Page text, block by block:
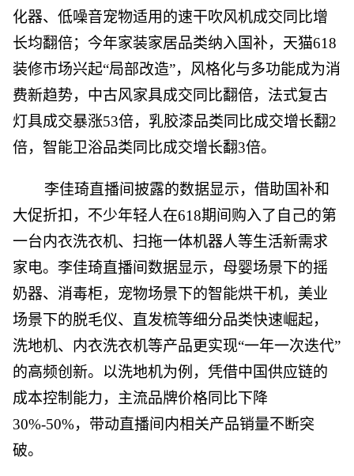
化器、低噪音宠物适用的速干吹风机成交同比增
长均翻倍；今年家装家居品类纳入国补，天猫618
装修市场兴起“局部改造”，风格化与多功能成为消
费新趋势，中古风家具成交同比翻倍，法式复古
灯具成交暴涨53倍，乳胶漆品类同比成交增长翻2
倍，智能卫浴品类同比成交增长翻3倍。
李佳琦直播间披露的数据显示，借助国补和
大促折扣，不少年轻人在618期间购入了自己的第
一台内衣洗衣机、扫拖一体机器人等生活新需求
家电。李佳琦直播间数据显示，母婴场景下的摇
奶器、消毒柜，宠物场景下的智能烘干机，美业
场景下的脱毛仪、直发梳等细分品类快速崛起，
洗地机、内衣洗衣机等产品更实现“一年一次迭代”
的高频创新。以洗地机为例，凭借中国供应链的
成本控制能力，主流品牌价格同比下降
30%-50%，带动直播间内相关产品销量不断突
破。